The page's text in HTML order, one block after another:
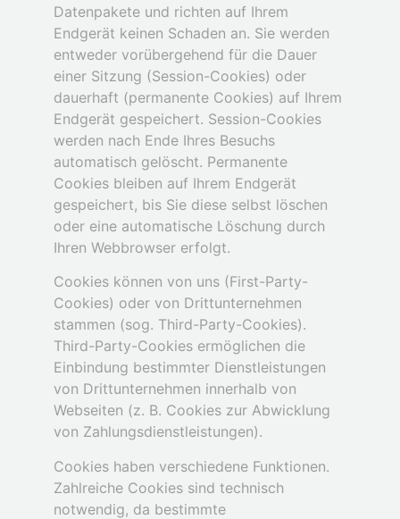
Datenpakete und richten auf Ihrem
Endgerät keinen Schaden an. Sie werden
entweder vorübergehend für die Dauer
einer Sitzung (Session-Cookies) oder
dauerhaft (permanente Cookies) auf Ihrem
Endgerät gespeichert. Session-Cookies
werden nach Ende Ihres Besuchs
automatisch gelöscht. Permanente
Cookies bleiben auf Ihrem Endgerät
gespeichert, bis Sie diese selbst löschen
oder eine automatische Löschung durch
Ihren Webbrowser erfolgt.
Cookies können von uns (First-Party-
Cookies) oder von Drittunternehmen
stammen (sog. Third-Party-Cookies).
Third-Party-Cookies ermöglichen die
Einbindung bestimmter Dienstleistungen
von Drittunternehmen innerhalb von
Webseiten (z. B. Cookies zur Abwicklung
von Zahlungsdienstleistungen).
Cookies haben verschiedene Funktionen.
Zahlreiche Cookies sind technisch
notwendig, da bestimmte